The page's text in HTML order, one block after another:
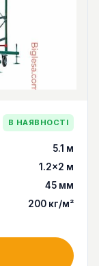
В НАЯВНОСТІ
5.1 м
1.2×2 м
45 мм
200 кг/м²